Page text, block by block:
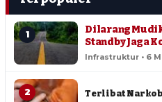
1
Dilarang
Standby Jaga
Infrastruktur • 6
2 Terlibat